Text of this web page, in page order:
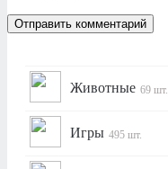
Животные 69 шт.
Игры 495 шт.